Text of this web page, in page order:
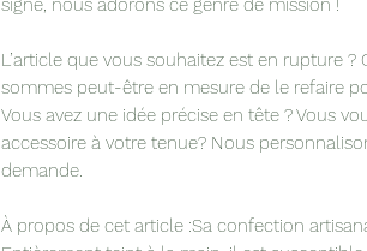
signe, nous adorons ce genre de mission !
L’article que vous souhaitez est en rupture
sommes peut-être en mesure de le refaire
Vous avez une idée précise en tête ? Vous
accessoire à votre tenue? Nous
demande.
À propos de cet article :Sa confection